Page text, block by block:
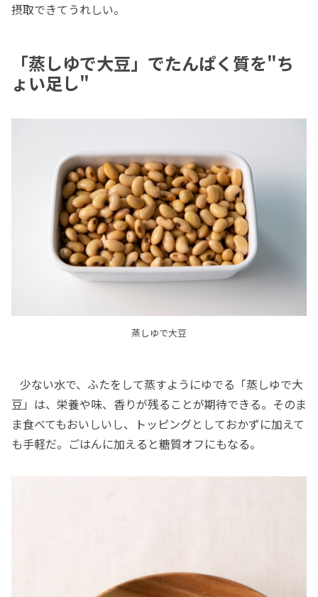
摂取できてうれしい。
「蒸しゆで大豆」でたんぱく質を"ち
ょい足し"
蒸しゆで大豆
少ない水で、ふたをして蒸すようにゆでる「蒸しゆで大
豆」は、栄養や味、香りが残ることが期待できる。そのま
ま食べてもおいしいし、トッピングとしておかずに加えて
も手軽だ。ごはんに加えると糖質オフにもなる。